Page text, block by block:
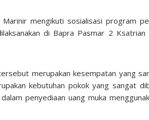
mengikuti sosialisasi program
di Bapra Pasmar 2 Ksatrian
merupakan kesempatan yang
kebutuhan pokok yang sangat
penyediaan uang muka